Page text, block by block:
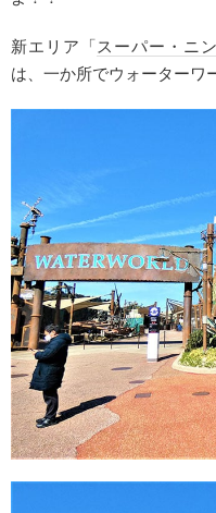
新エリア「スーパー・ニ
は、一か所でウォーターワ